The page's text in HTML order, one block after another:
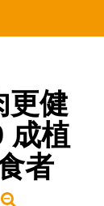
更健
成植
者